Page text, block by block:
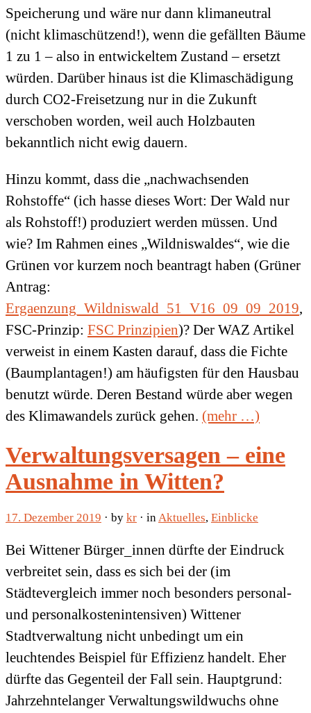
Speicherung und wäre nur dann klimaneutral
(nicht klimaschützend!), wenn die gefällten Bäume
1 zu 1 – also in entwickeltem Zustand – ersetzt
würden. Darüber hinaus ist die Klimaschädigung
durch CO2-Freisetzung nur in die Zukunft
verschoben worden, weil auch Holzbauten
bekanntlich nicht ewig dauern.
Hinzu kommt, dass die „nachwachsenden
Rohstoffe“ (ich hasse dieses Wort: Der Wald nur
als Rohstoff!) produziert werden müssen. Und
wie? Im Rahmen eines „Wildniswaldes“, wie die
Grünen vor kurzem noch beantragt haben (Grüner
Antrag:
Ergaenzung_Wildniswald_51_V16_09_09_2019,
FSC-Prinzip: FSC Prinzipien)? Der WAZ Artikel
verweist in einem Kasten darauf, dass die Fichte
(Baumplantagen!) am häufigsten für den Hausbau
benutzt würde. Deren Bestand würde aber wegen
des Klimawandels zurück gehen. (mehr …)
Verwaltungsversagen – eine
Ausnahme in Witten?
17. Dezember 2019 · by kr · inAktuelles, Einblicke
Bei Wittener Bürger_innen dürfte der Eindruck
verbreitet sein, dass es sich bei der (im
Städtevergleich immer noch besonders personal-
und personalkostenintensiven) Wittener
Stadtverwaltung nicht unbedingt um ein
leuchtendes Beispiel für Effizienz handelt. Eher
dürfte das Gegenteil der Fall sein. Hauptgrund:
Jahrzehntelanger Verwaltungswildwuchs ohne